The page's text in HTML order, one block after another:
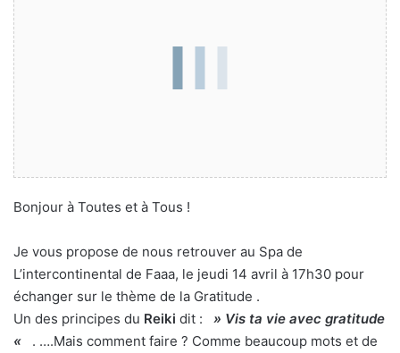
Bonjour à Toutes et à Tous !
Je vous propose de nous retrouver au Spa de
L’intercontinental de Faaa, le jeudi 14 avril à 17h30 pour
échanger sur le thème de la Gratitude .
Un des principes du Reiki dit :
» Vis ta vie avec gratitude
«
. ….Mais comment faire ? Comme beaucoup mots et de